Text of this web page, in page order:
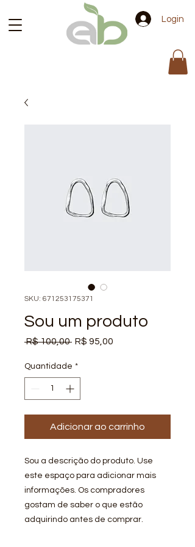
Login
SKU: 671253175371
Sou um produto
R$ 100,00 Preço
R$ 95,00
Quantidade *
Adicionar ao carrinho
Sou a descrição do produto. Use
este espaço para adicionar mais
informações. Os compradores
gostam de saber o que estão
adquirindo antes de comprar.